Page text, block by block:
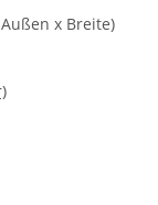
x Breite)